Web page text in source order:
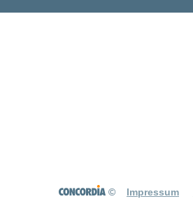
© Impressum